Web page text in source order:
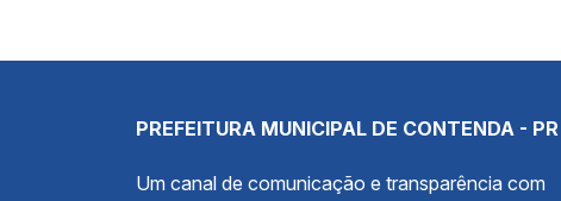
PREFEITURA MUNICIPAL DE CONTENDA - PR
Um canal de comunicação e transparência com